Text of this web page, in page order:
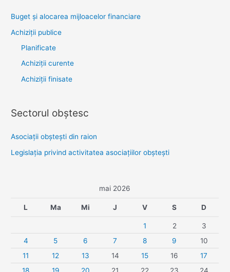
Buget și alocarea mijloacelor financiare
Achiziţii publice
Planificate
Achiziții curente
Achiziții finisate
Sectorul obştesc
Asociaţii obşteşti din raion
Legislaţia privind activitatea asociaţiilor obşteşti
mai 2026
L Ma Mi J V S D
1 2
3
4
5 6 7 8 9
10
11
12 13 14 15 16
17